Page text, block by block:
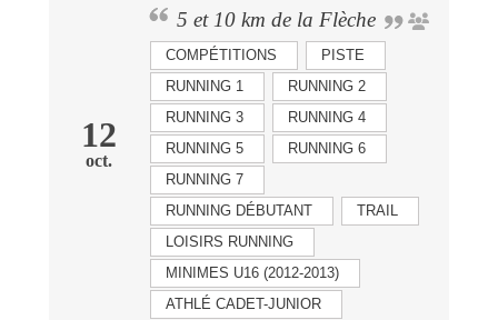
12
oct.
5 et 10 km de la Flèche
COMPÉTITIONS
PISTE
RUNNING 1
RUNNING 2
RUNNING 3
RUNNING 4
RUNNING 5
RUNNING 6
RUNNING 7
RUNNING DÉBUTANT
TRAIL
LOISIRS RUNNING
MINIMES U16 (2012-2013)
ATHLÉ CADET-JUNIOR